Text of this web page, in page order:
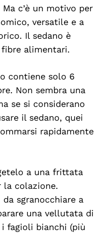
c’è un motivo per
versatile e a
Il sedano è
alimentari.
contiene solo 6
Non sembra una
se si considerano
il sedano, quei
rapidamente
a una frittata
la colazione.
sgranocchiare a
una vellutata di
fagioli bianchi (più